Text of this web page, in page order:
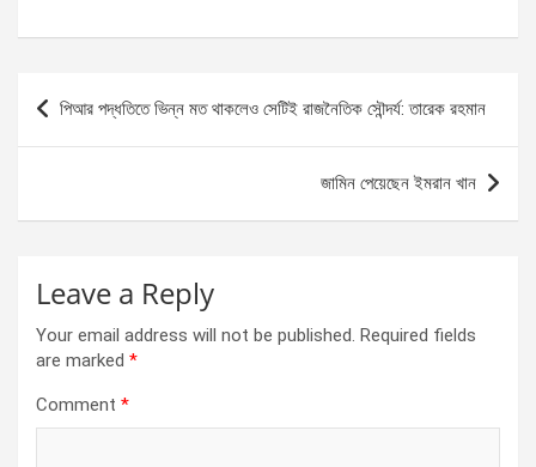
ce
o
se
n
g
at
A
ar
Post
navigation
পিআর পদ্ধতিতে ভিন্ন মত থাকলেও সেটিই রাজনৈতিক সৌন্দর্য: তারেক রহমান
জামিন পেয়েছেন ইমরান খান
Leave a Reply
Your email address will not be published. Required fields
are marked *
Comment *